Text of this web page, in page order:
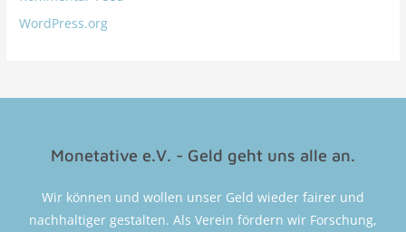
WordPress.org
Monetative e.V. - Geld geht uns alle an.
Wir können und wollen unser Geld wieder fairer und
nachhaltiger gestalten. Als Verein fördern wir Forschung,